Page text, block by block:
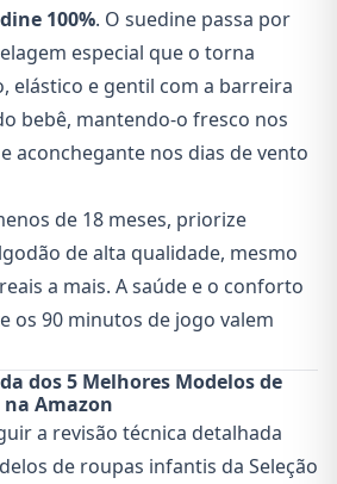
100%. O suedine passa por
especial que o torna
elástico e gentil com a barreira
bebê, mantendo-o fresco nos
aconchegante nos dias de vento
de 18 meses, priorize
de alta qualidade, mesmo
a mais. A saúde e o conforto
os 90 minutos de jogo valem
dos 5 Melhores Modelos de
Amazon
a revisão técnica detalhada
de roupas infantis da Seleção